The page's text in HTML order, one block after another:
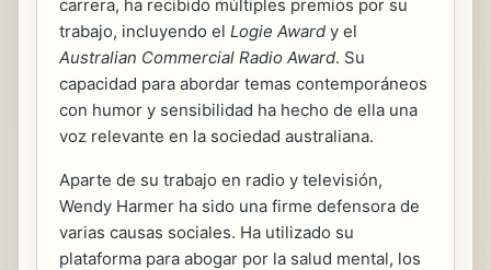
carrera, ha recibido múltiples premios por su
trabajo, incluyendo el Logie Award y el
Australian Commercial Radio Award. Su
capacidad para abordar temas contemporáneos
con humor y sensibilidad ha hecho de ella una
voz relevante en la sociedad australiana.
Aparte de su trabajo en radio y televisión,
Wendy Harmer ha sido una firme defensora de
varias causas sociales. Ha utilizado su
plataforma para abogar por la salud mental, los